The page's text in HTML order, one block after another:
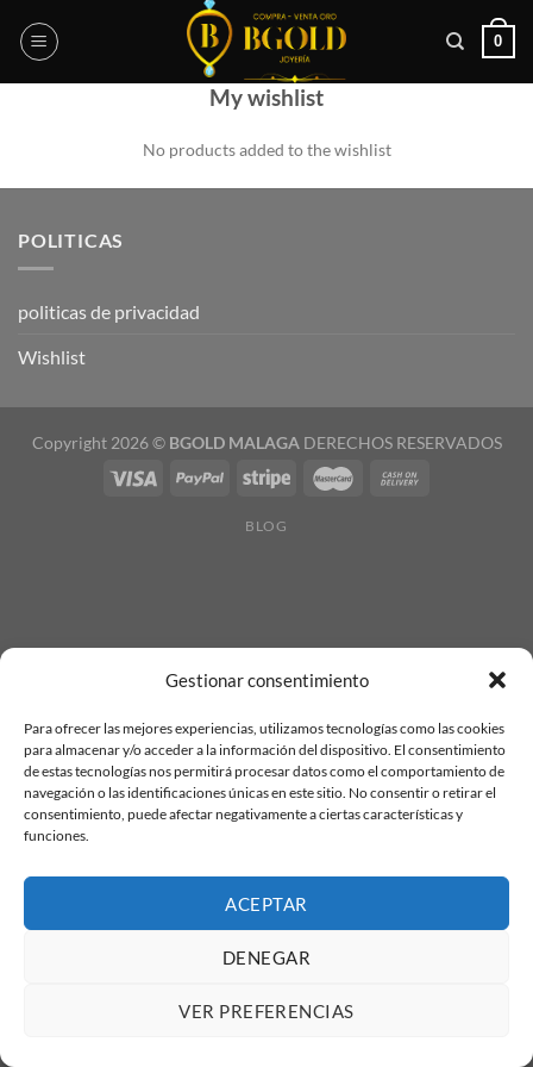
Gestionar consentimiento
Para ofrecer las mejores experiencias, utilizamos tecnologías como las cookies
para almacenar y/o acceder a la información del dispositivo. El consentimiento
de estas tecnologías nos permitirá procesar datos como el comportamiento de
navegación o las identificaciones únicas en este sitio. No consentir o retirar el
consentimiento, puede afectar negativamente a ciertas características y
funciones.
ACEPTAR
DENEGAR
VER PREFERENCIAS
0
My wishlist
No products added to the wishlist
POLITICAS
politicas de privacidad
Wishlist
Copyright 2026 © BGOLD MALAGA DERECHOS RESERVADOS
BLOG